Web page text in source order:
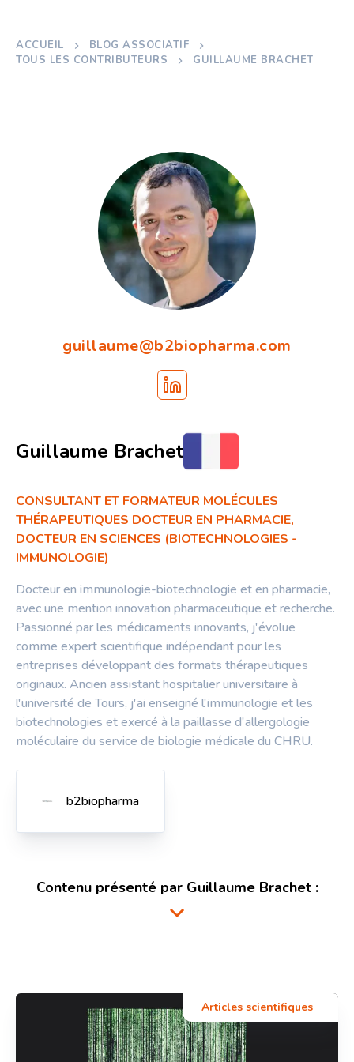
ACCUEIL
BLOG ASSOCIATIF
TOUS LES CONTRIBUTEURS
GUILLAUME BRACHET
guillaume@b2biopharma.com
Guillaume Brachet
CONSULTANT ET FORMATEUR MOLÉCULES
THÉRAPEUTIQUES DOCTEUR EN PHARMACIE,
DOCTEUR EN SCIENCES (BIOTECHNOLOGIES -
IMMUNOLOGIE)
Docteur en immunologie-biotechnologie et en pharmacie,
avec une mention innovation pharmaceutique et recherche.
Passionné par les médicaments innovants, j'évolue
comme expert scientifique indépendant pour les
entreprises développant des formats thérapeutiques
originaux. Ancien assistant hospitalier universitaire à
l'université de Tours, j'ai enseigné l'immunologie et les
biotechnologies et exercé à la paillasse d'allergologie
moléculaire du service de biologie médicale du CHRU.
b2biopharma
Contenu présenté par Guillaume Brachet :
Articles scientifiques